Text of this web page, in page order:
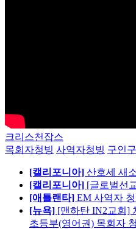
크리스천잡스
목회자청빙 사역자청빙 구인
[캘리포니아] 산호세 새
[캘리포니아] [글로벌선
[애틀랜타] EM 사역자
[뉴욕] [맨하탄 IN2교회]
초등부(영어권) 목회자